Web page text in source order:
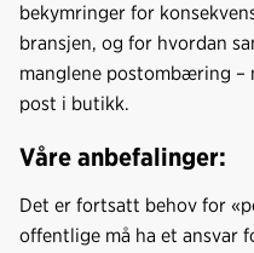
bekymringer for
bransjen, og for hvordan
manglene postombæring –
post i butikk.
Våre anbefalinger:
Det er fortsatt behov for
offentlige må ha et ansvar